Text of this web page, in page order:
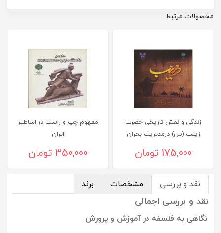
محصولات مرتبط
زندگی و نقش تاريخی حضرت
زينب (س) درمديريت بحران
انقلاب كربلا175,000 تومان
مفهوم چپ و راست در اساطیر
ایران
350,000 تومان
نقد و بررسی مشخصات برند
نقد و بررسی اجمالی
نگاهی به فلسفه در آموزش و پرورش